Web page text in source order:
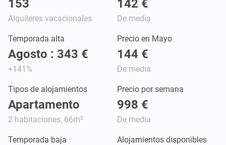
153
Alquileres vacacionales
142 €
De media
Temporada alta
Agosto : 343 €
+141%
Precio en Mayo
144 €
De media
Tipos de alojamientos
Apartamento
2 habitaciones, 66m²
Precio por semana
998 €
De media
Temporada baja Alojamientos disponibles